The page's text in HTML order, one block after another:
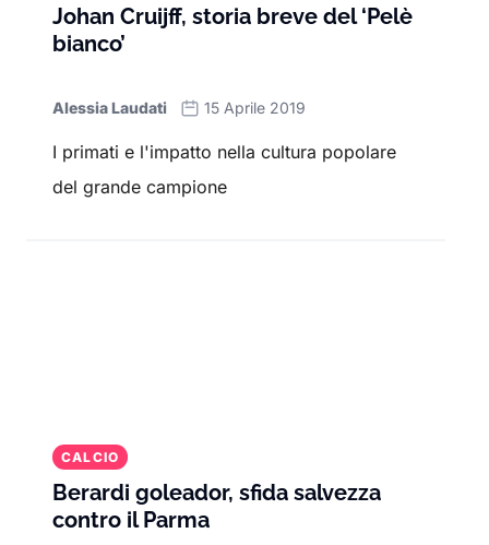
Johan Cruijff, storia breve del ‘Pelè
bianco’
Alessia Laudati 15 Aprile 2019
I primati e l'impatto nella cultura popolare
del grande campione
CALCIO
Berardi goleador, sfida salvezza
contro il Parma